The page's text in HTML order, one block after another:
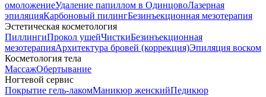
омоложениеУдаление папиллом в ОдинцовоЛазерная
эпиляцияКарбоновый пилингБезинъекционная мезотерапия
Эстетическая косметология
ПиллингиПрокол ушейЧисткиБезинъeкционная
мезотерапияАрхитектура бровей (коррекция)Эпиляция воском
Косметология тела
МассажОбертывание
Ногтевой сервис
Покрытие гель-лакомМаникюр женскийПедикюр